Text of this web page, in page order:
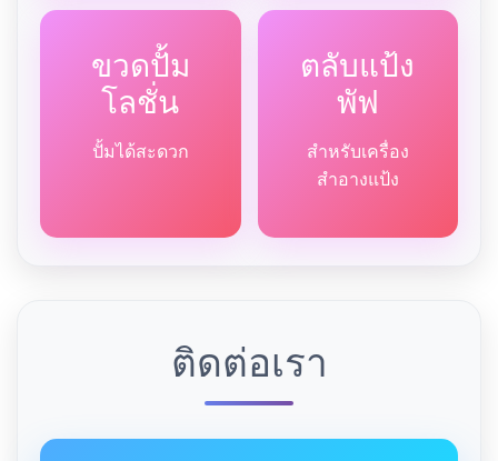
ขวดปั้ม
โลชั่น
ปั้มได้สะดวก
ตลับแป้ง
พัฟ
สำหรับเครื่อง
สำอางแป้ง
ติดต่อเรา